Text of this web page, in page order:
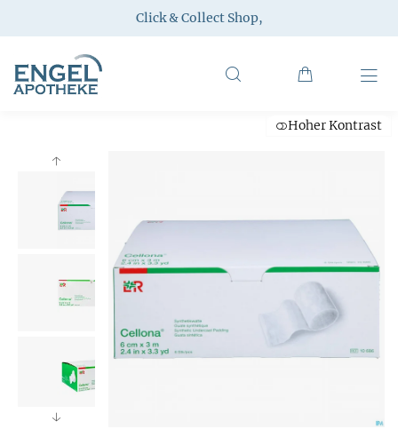
Click & Collect Shop,
Hoher Kontrast